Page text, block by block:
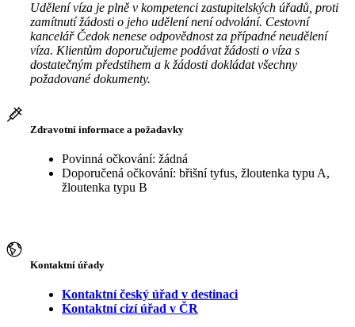
Udělení víza je plně v kompetenci zastupitelských úřadů, proti
zamítnutí žádosti o jeho udělení není odvolání. Cestovní
kancelář Čedok nenese odpovědnost za případné neudělení
víza. Klientům doporučujeme podávat žádosti o víza s
dostatečným předstihem a k žádosti dokládat všechny
požadované dokumenty.
Zdravotní informace a požadavky
Povinná očkování: žádná
Doporučená očkování: břišní tyfus, žloutenka typu A,
žloutenka typu B
Kontaktní úřady
Kontaktní český úřad v destinaci
Kontaktní cizí úřad v ČR